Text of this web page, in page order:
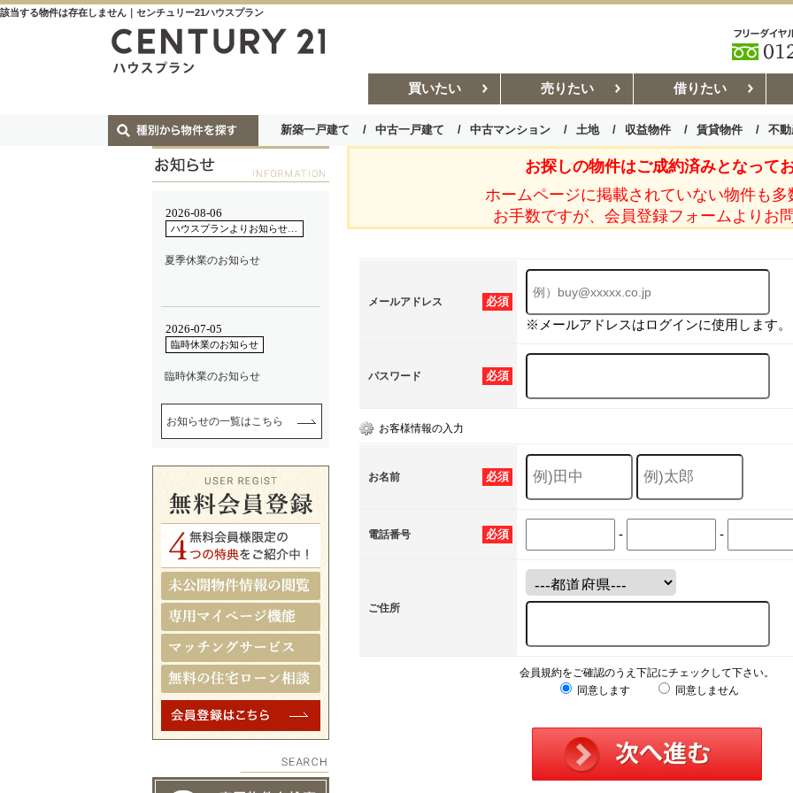
該当する物件は存在しません｜センチュリー21ハウスプラン
買いたい 売りたい 借りたい
新築一戸建て 中古一戸建て 中古マンション 土地 収益物件 賃貸物件 不
お部屋探しコラム 賃貸管理コ
お探しの物件はご成約済みとなってお
ホームページに掲載されていない物件も多
お手数ですが、会員登録フォームよりお
必須
メールアドレス
※メールアドレスはログインに使用します。
必須
パスワード
お客様情報の入力
必須
お名前
必須
電話番号 - -
ご住所
会員規約をご確認のうえ下記にチェックして下さい。
同意します
同意しません
お知らせの一覧はこちら